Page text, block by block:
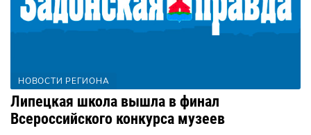
НОВОСТИ РЕГИОНА
Липецкая школа вышла в финал
Всероссийского конкурса музеев